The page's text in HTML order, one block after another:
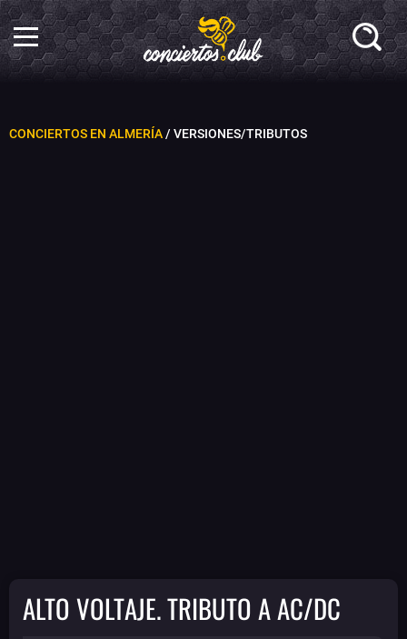
CONCIERTOS EN ALMERÍA/ VERSIONES/TRIBUTOS
ALTO VOLTAJE. TRIBUTO A AC/DC